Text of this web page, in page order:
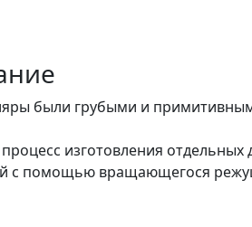
были грубыми и
изготовления отдельных
с помощью вращающегося